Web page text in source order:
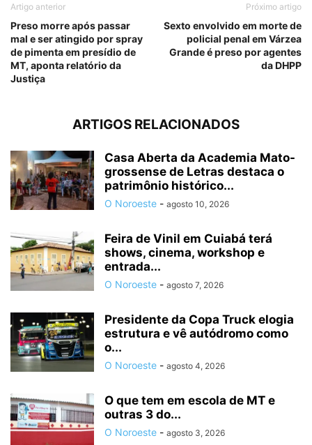
Artigo anterior
Preso morre após passar
mal e ser atingido por spray
de pimenta em presídio de
MT, aponta relatório da
Justiça
Próximo artigo
Sexto envolvido em morte de
policial penal em Várzea
Grande é preso por agentes
da DHPP
ARTIGOS RELACIONADOS
Casa Aberta da Academia Mato-
grossense de Letras destaca o
patrimônio histórico...
O Noroeste - agosto 10, 2026
Feira de Vinil em Cuiabá terá
shows, cinema, workshop e
entrada...
O Noroeste - agosto 7, 2026
Presidente da Copa Truck elogia
estrutura e vê autódromo como
o...
O Noroeste - agosto 4, 2026
O que tem em escola de MT e
outras 3 do...
O Noroeste - agosto 3, 2026